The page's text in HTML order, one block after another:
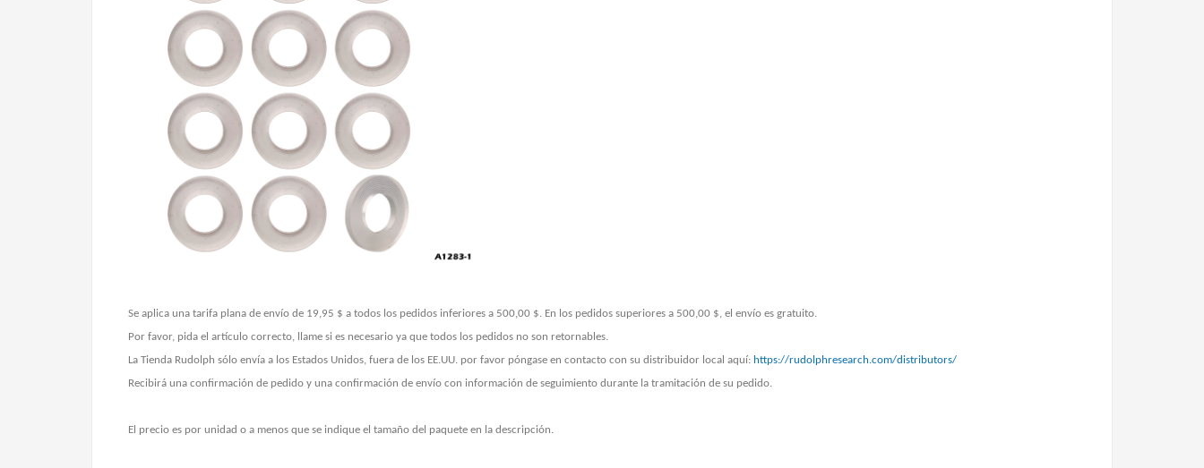
Se aplica una tarifa plana de envío de 19,95 $ a todos los pedidos inferiores a 500,00 $. En los pedidos superiores a 500,00 $, el envío es gratuito.
Por favor, pida el artículo correcto, llame si es necesario ya que todos los pedidos no son retornables.
La Tienda Rudolph sólo envía a los Estados Unidos, fuera de los EE.UU. por favor póngase en contacto con su distribuidor local aquí: https://rudolphresearch.com/distributors/
Recibirá una confirmación de pedido y una confirmación de envío con información de seguimiento durante la tramitación de su pedido.
El precio es por unidad o a menos que se indique el tamaño del paquete en la descripción.